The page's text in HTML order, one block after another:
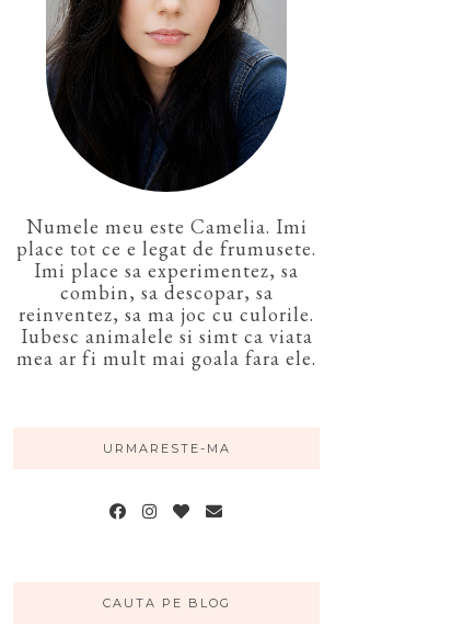
Numele meu este Camelia. Imi
place tot ce e legat de frumusete.
Imi place sa experimentez, sa
combin, sa descopar, sa
reinventez, sa ma joc cu culorile.
Iubesc animalele si simt ca viata
mea ar fi mult mai goala fara ele.
URMARESTE-MA
CAUTA PE BLOG